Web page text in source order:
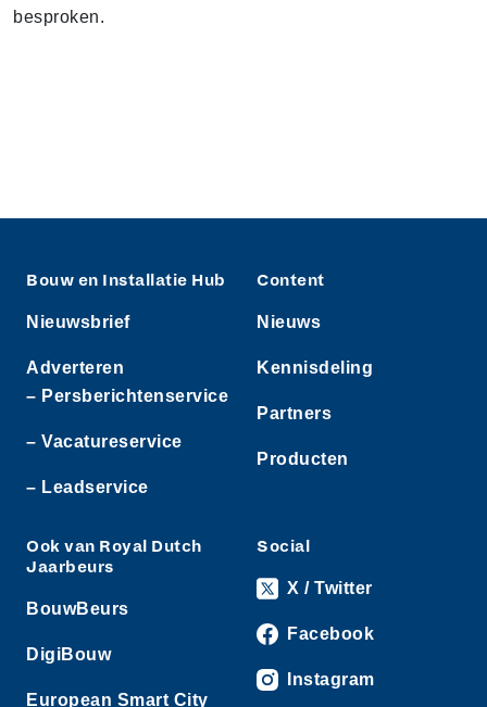
besproken.
Bouw en Installatie Hub
Nieuwsbrief
Adverteren
– Persberichtenservice
– Vacatureservice
– Leadservice
Content
Nieuws
Kennisdeling
Partners
Producten
Ook van Royal Dutch
Jaarbeurs
BouwBeurs
DigiBouw
European Smart City
Social
X / Twitter
Facebook
Instagram